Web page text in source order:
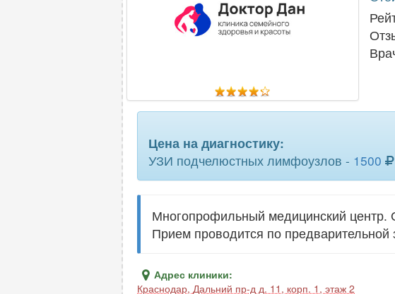
эластография щитовидной
Цена на диагностику:
УЗИ подчелюстных лимфоузлов - 1500
Многопрофильный медицинский центр.
Прием проводится по предварительной
Адрес клиники:
Краснодар, Дальний пр-д д. 11, корп. 1, этаж 2